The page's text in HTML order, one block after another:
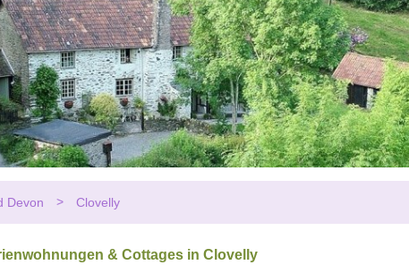
Devon Clovelly
& Cottages in Clovelly